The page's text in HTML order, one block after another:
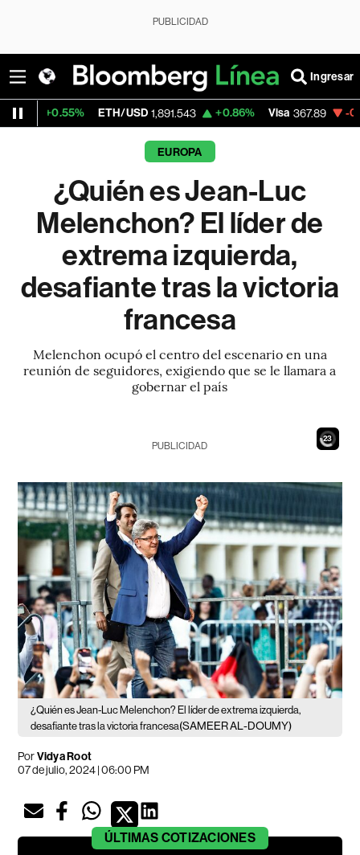
PUBLICIDAD
Ingresar
ETH/USD 1,891.543 +0.86% Visa 367.89 -0.46%
EUROPA
¿Quién es Jean-Luc
Melenchon? El líder de
extrema izquierda,
desafiante tras la victoria
francesa
Melenchon ocupó el centro del escenario en una
reunión de seguidores, exigiendo que se le llamara a
gobernar el país
21
PUBLICIDAD
¿Quién es Jean-Luc Melenchon? El líder de extrema izquierda,
desafiante tras la victoria francesa(SAMEER AL-DOUMY)
PorVidya Root
07 de julio, 2024 | 06:00 PM
ÚLTIMAS COTIZACIONES